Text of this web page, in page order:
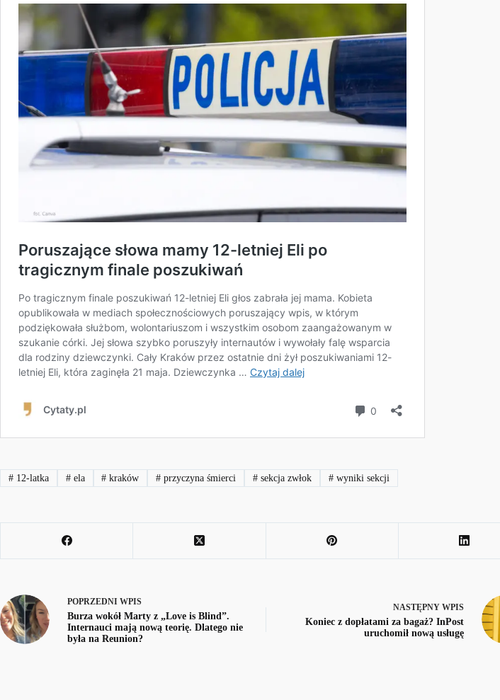
#12-latka #ela # kraków # przyczyna śmierci # sekcja zwłok #wyniki sekcji
POPRZEDNI WPIS
Burza wokół Marty z „Love is Blind”.
Internauci mają nową teorię. Dlatego nie
była na Reunion?
NASTĘPNY WPIS
Koniec z dopłatami za bagaż? InPost
uruchomił nową usługę